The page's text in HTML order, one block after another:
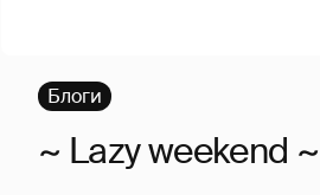
Блоги
~ Lazy weekend ~